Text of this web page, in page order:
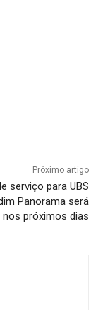
Próximo artigo
serviço para UBS
Panorama será
nos próximos dias